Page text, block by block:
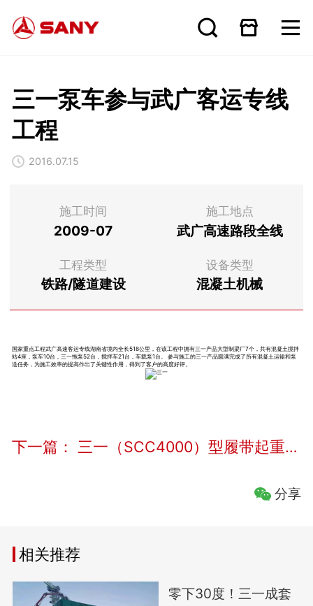
三一泵车参与武广客运专线
工程
2016.07.15
施工时间
2009-07
施工地点
武广高速路段全线
工程类型
铁路/隧道建设
设备类型
混凝土机械
国家重点工程武广高速客运专线湖南省境内全长518公里，在该工程中拥有三一产品大型制梁厂7个，共有混凝土搅拌
站4座，泵车10台，三一拖泵52台，搅拌车21台，车载泵1台。 参与施工的三一产品圆满完成了所有混凝土运输和泵
送任务，为施工效率的提高作出了关键性作用，得到了客户的高度好评。
下一篇： 三一（SCC4000）型履带起重机参与辽宁华电铁岭电厂二期施工
分享
相关推荐
零下30度！三一成套